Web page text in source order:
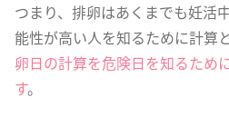
つまり、排卵はあくまでも妊活
能性が高い人を知るために計算
卵日の計算を危険日を知るため
す。